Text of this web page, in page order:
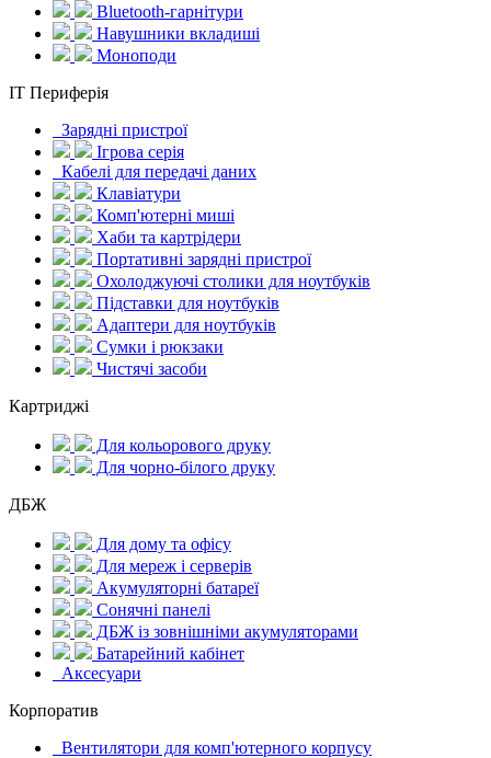
Bluetooth-гарнітури
Навушники вкладиші
Моноподи
IT Периферія
Зарядні пристрої
Ігрова серія
Кабелі для передачі даних
Клавіатури
Комп'ютерні миші
Хаби та картрідери
Портативні зарядні пристрої
Охолоджуючі столики для ноутбуків
Підставки для ноутбуків
Адаптери для ноутбуків
Сумки і рюкзаки
Чистячі засоби
Картриджі
Для кольорового друку
Для чорно-білого друку
ДБЖ
Для дому та офісу
Для мереж і серверів
Акумуляторні батареї
Сонячні панелі
ДБЖ із зовнішніми акумуляторами
Батарейний кабінет
Аксесуари
Корпоратив
Вентилятори для комп'ютерного корпусу